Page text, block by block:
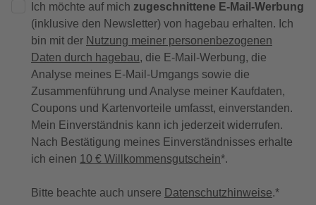
Ich möchte auf mich zugeschnittene E-Mail-Werbung
(inklusive den Newsletter) von hagebau erhalten. Ich
bin mit der Nutzung meiner personenbezogenen
Daten durch hagebau, die E-Mail-Werbung, die
Analyse meines E-Mail-Umgangs sowie die
Zusammenführung und Analyse meiner Kaufdaten,
Coupons und Kartenvorteile umfasst, einverstanden.
Mein Einverständnis kann ich jederzeit widerrufen.
Nach Bestätigung meines Einverständnisses erhalte
ich einen 10 € Willkommensgutschein*.
Bitte beachte auch unsere Datenschutzhinweise.